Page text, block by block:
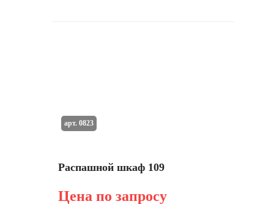
Распашной шкаф 109
Цена по запросу
арт. 0823